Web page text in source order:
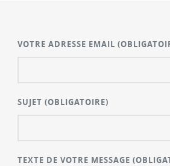
VOTRE ADRESSE EMAIL
SUJET(OBLIGATOIRE)
TEXTE DE VOTRE MESSAGE